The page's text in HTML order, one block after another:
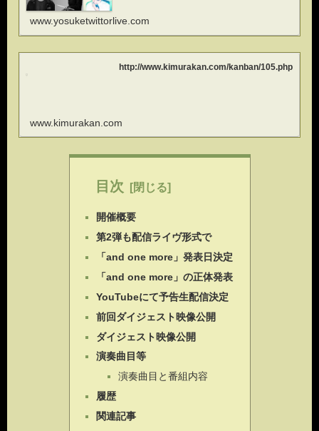
www.yosuketwittorlive.com
http://www.kimurakan.com/kanban/105.php
www.kimurakan.com
目次
開催概要
第2弾も配信ライヴ形式で
「and one more」発表日決定
「and one more」の正体発表
YouTubeにて予告生配信決定
前回ダイジェスト映像公開
ダイジェスト映像公開
演奏曲目等
演奏曲目と番組内容
履歴
関連記事